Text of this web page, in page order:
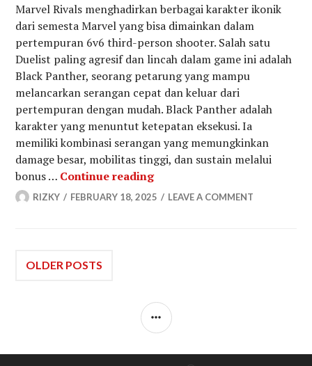
Marvel Rivals menghadirkan berbagai karakter ikonik
dari semesta Marvel yang bisa dimainkan dalam
pertempuran 6v6 third-person shooter. Salah satu
Duelist paling agresif dan lincah dalam game ini adalah
Black Panther, seorang petarung yang mampu
melancarkan serangan cepat dan keluar dari
pertempuran dengan mudah. Black Panther adalah
karakter yang menuntut ketepatan eksekusi. Ia
memiliki kombinasi serangan yang memungkinkan
damage besar, mobilitas tinggi, dan sustain melalui
bonus … Continue readingPanduan Lengkap Cara
RIZKY FEBRUARY 18, 2025 LEAVE A COMMENT
Posts
navigation
OLDER POSTS
SIDEBAR